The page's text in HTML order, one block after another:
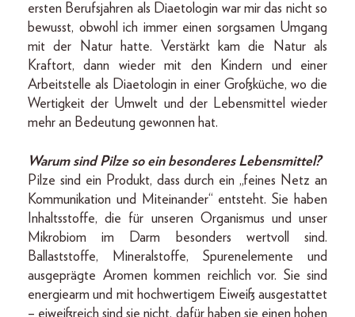
ersten Berufsjahren als Diaetologin war mir das nicht so
bewusst, obwohl ich immer einen sorgsamen Umgang
mit der Natur hatte. Verstärkt kam die Natur als
Kraftort, dann wieder mit den Kindern und einer
Arbeitstelle als Diaetologin in einer Großküche, wo die
Wertigkeit der Umwelt und der Lebensmittel wieder
mehr an Bedeutung gewonnen hat.
Warum sind Pilze so ein besonderes Lebensmittel?
Pilze sind ein Produkt, dass durch ein „feines Netz an
Kommunikation und Miteinander“ entsteht. Sie haben
Inhaltsstoffe, die für unseren Organismus und unser
Mikrobiom im Darm besonders wertvoll sind.
Ballaststoffe, Mineralstoffe, Spurenelemente und
ausgeprägte Aromen kommen reichlich vor. Sie sind
energiearm und mit hochwertigem Eiweiß ausgestattet
– eiweißreich sind sie nicht, dafür haben sie einen hohen